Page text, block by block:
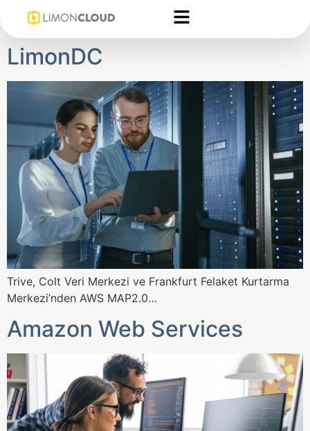
LimonDC
Trive, Colt Veri Merkezi ve Frankfurt Felaket Kurtarma
Merkezi’nden AWS MAP2.0…
Amazon Web Services